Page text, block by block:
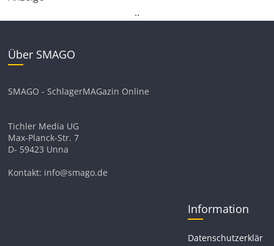
..
Über SMAGO
SMAGO - SchlagerMAGazin Online
Tichler Media UG
Max-Planck-Str. 7
D- 59423 Unna
Kontakt: info@smago.de
Information
Datenschutzerklär